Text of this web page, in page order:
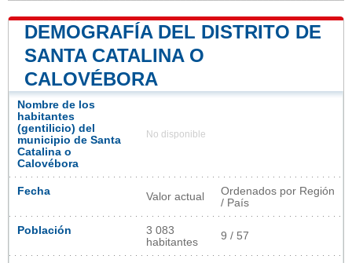
DEMOGRAFÍA DEL DISTRITO DE
SANTA CATALINA O
CALOVÉBORA
Nombre de los
habitantes
(gentilicio) del
municipio de Santa
Catalina o
Calovébora
No disponible
Fecha Valor actual
Ordenados por Región
/ País
Población
3 083
habitantes
9 / 57